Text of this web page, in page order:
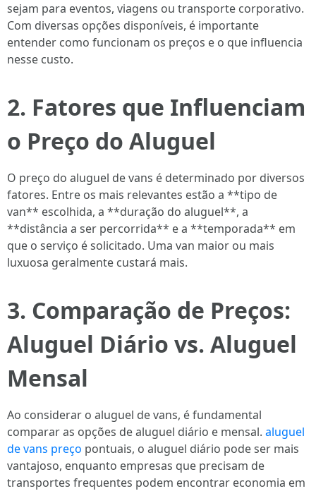
sejam para eventos, viagens ou transporte corporativo.
Com diversas opções disponíveis, é importante
entender como funcionam os preços e o que influencia
nesse custo.
2. Fatores que Influenciam
o Preço do Aluguel
O preço do aluguel de vans é determinado por diversos
fatores. Entre os mais relevantes estão a **tipo de
van** escolhida, a **duração do aluguel**, a
**distância a ser percorrida** e a **temporada** em
que o serviço é solicitado. Uma van maior ou mais
luxuosa geralmente custará mais.
3. Comparação de Preços:
Aluguel Diário vs. Aluguel
Mensal
Ao considerar o aluguel de vans, é fundamental
comparar as opções de aluguel diário e mensal. aluguel
de vans preço pontuais, o aluguel diário pode ser mais
vantajoso, enquanto empresas que precisam de
transportes frequentes podem encontrar economia em